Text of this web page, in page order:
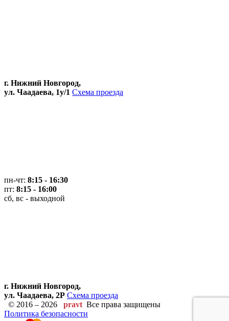
г. Нижний Новгород,
ул. Чаадаева, 1у/1 Схема проезда
пн-чт: 8:15 - 16:30
пт: 8:15 - 16:00
сб, вс - выходной
г. Нижний Новгород,
ул. Чаадаева, 2Р Схема проезда
© 2016 – 2026 pravt Все права защищены
Политика безопасности